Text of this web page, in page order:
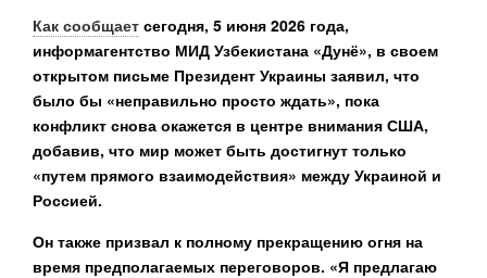
Как сообщает сегодня, 5 июня 2026 года,
информагентство МИД Узбекистана «Дунё», в своем
открытом письме Президент Украины заявил, что
было бы «неправильно просто ждать», пока
конфликт снова окажется в центре внимания США,
добавив, что мир может быть достигнут только
«путем прямого взаимодействия» между Украиной и
Россией.
Он также призвал к полному прекращению огня на
время предполагаемых переговоров. «Я предлагаю